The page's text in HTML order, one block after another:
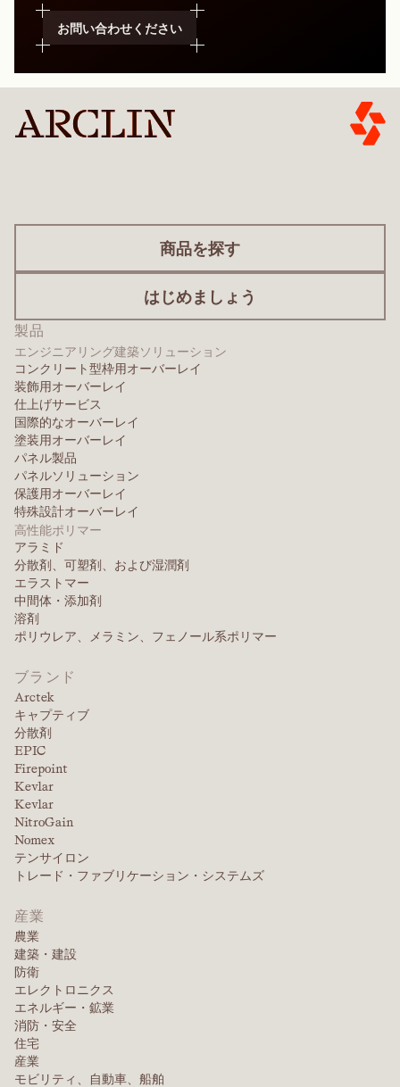
お問い合わせください
製品
エンジニアリング建築ソリューション
コンクリート型枠用オーバーレイ
装飾用オーバーレイ
仕上げサービス
国際的なオーバーレイ
塗装用オーバーレイ
パネル製品
パネルソリューション
保護用オーバーレイ
特殊設計オーバーレイ
高性能ポリマー
アラミド
分散剤、可塑剤、および湿潤剤
エラストマー
中間体・添加剤
溶剤
ポリウレア、メラミン、フェノール系ポリマー
ブランド
Arctek
キャプティブ
分散剤
EPIC
Firepoint
Kevlar
Kevlar
NitroGain
Nomex
テンサイロン
トレード・ファブリケーション・システムズ
産業
農業
建築・建設
防衛
エレクトロニクス
エネルギー・鉱業
消防・安全
住宅
産業
モビリティ、自動車、船舶
商品を探す
はじめましょう